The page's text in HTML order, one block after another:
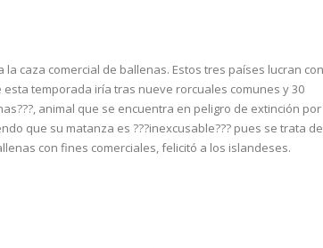
caza comercial de ballenas. Estos tres países lucran con
temporada iría tras nueve rorcuales comunes y 30
animal que se encuentra en peligro de extinción por
que su matanza es ???inexcusable??? pues se trata de
con fines comerciales, felicitó a los islandeses.